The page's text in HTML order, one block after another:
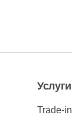
Услуги
Trade-in